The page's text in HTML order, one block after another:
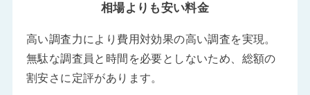
相場よりも安い料金
高い調査力により費用対効果の高い調査を実現。
無駄な調査員と時間を必要としないため、総額の
割安さに定評があります。